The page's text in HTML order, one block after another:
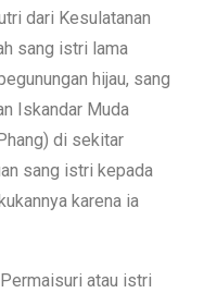
dari Kesulatanan
sang istri lama
hijau, sang
Iskandar Muda
di sekitar
sang istri kepada
karena ia
atau istri